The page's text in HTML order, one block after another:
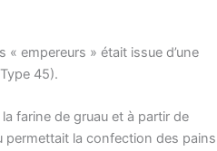
« empe­reurs » était issue d’une
45).
farine de gruau et à par­tir de
per­met­tait la confec­tion des pains